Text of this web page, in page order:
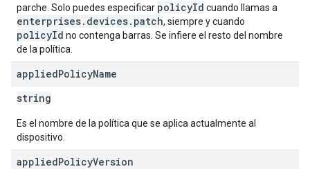
parche. Solo puedes especificar policyId cuando llamas a
enterprises.devices.patch, siempre y cuando
policyId no contenga barras. Se infiere el resto del nombre
de la política.
appliedPolicyName
string
Es el nombre de la política que se aplica actualmente al
dispositivo.
appliedPolicyVersion